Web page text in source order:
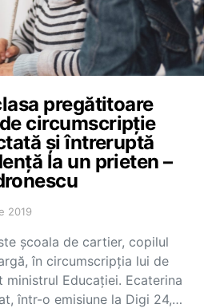
pregătitoare
circumscripție
și întreruptă
la un prieten –
2019
școala de cartier, copilul
în circumscripția lui de
ministrul Educației. Ecaterina
într-o emisiune la Digi 24,…